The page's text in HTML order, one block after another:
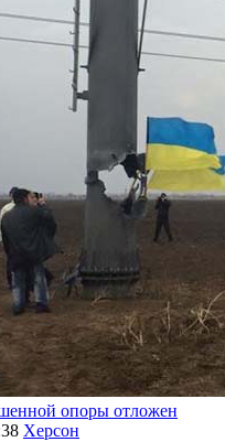
опоры отложен
Херсон